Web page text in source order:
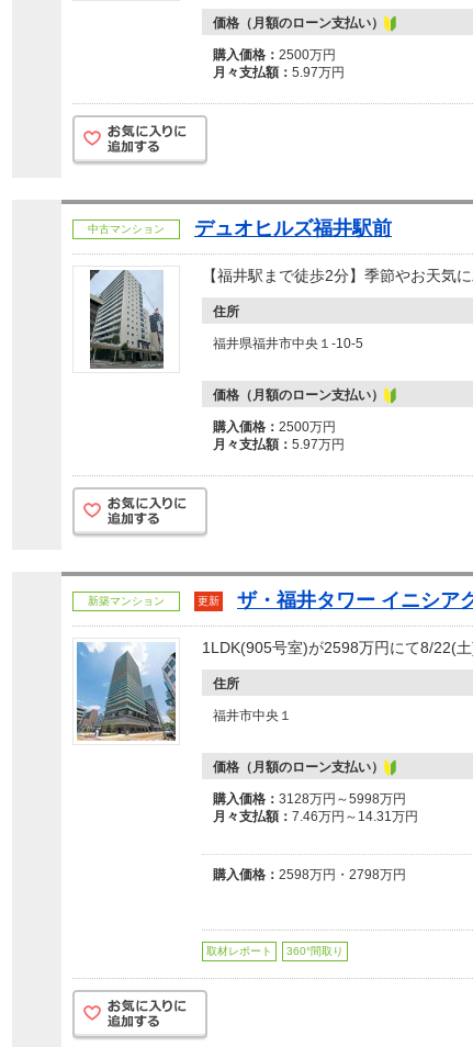
価格（月額のローン支払い）
購入価格： 2500万円
月々支払額： 5.97万円
中古マンション デュオヒルズ福井駅前
【福井駅まで徒歩2分】季節やお天気
住所
福井県福井市中央１-10-5
価格（月額のローン支払い）
購入価格： 2500万円
月々支払額： 5.97万円
新築マンション 更新 ザ・福井タワー イニシア
1LDK(905号室)が2598万円にて8/22(
住所
福井市中央１
価格（月額のローン支払い）
購入価格： 3128万円～5998万円
月々支払額： 7.46万円～14.31万円
購入価格： 2598万円・2798万円
取材レポート 360°間取り